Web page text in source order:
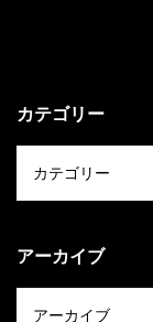
カテゴリー
アーカイブ